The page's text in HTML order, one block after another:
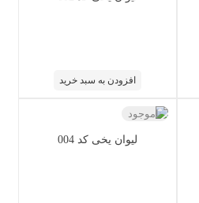
افزودن به سبد خرید
لیوان یخی کد 004
ناموجود